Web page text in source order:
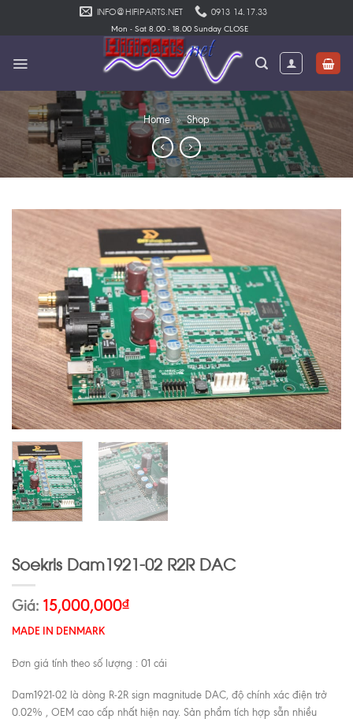
INFO@HIFIPARTS.NET 0913 14.17.33
Mon - Sat 8.00 - 18.00 Sunday CLOSE
Home » Shop
Soekris Dam1921-02 R2R DAC
Giá: 15,000,000₫
MADE IN DENMARK
Đơn giá tính theo số lượng : 01 cái
Dam1921-02 là dòng R-2R sign magnitude DAC, độ chính xác điện trở
0.02% , OEM cao cấp nhất hiện nay. Sản phẩm tích hợp sẵn nhiều